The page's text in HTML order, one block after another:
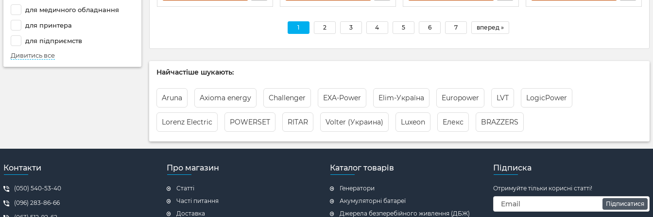
для медичного обладнання
для принтера
для підприємств
Дивитись все
1 2 3 4 5 6 7 вперед »
Найчастіше шукають:
Aruna Axioma energy Challenger EXA-Power Elim-Україна Europower LVT LogicPower
Lorenz Electric POWERSET RITAR Volter (Украина) Luxeon Елекс BRAZZERS
Контакти
(050) 540-53-40
(096) 283-86-66
Про магазин
Статті
Часті питання
Доставка
Каталог товарів
Генератори
Акумуляторні батареї
Джерела безперебійного живлення (ДБЖ)
Підписка
Отримуйте тільки корисні статті!
Підписатися